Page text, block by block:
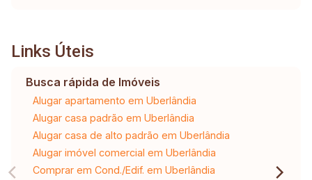
Links Úteis
Busca rápida de Imóveis
Alugar apartamento em Uberlândia
Alugar casa padrão em Uberlândia
Alugar casa de alto padrão em Uberlândia
Alugar imóvel comercial em Uberlândia
Comprar em Cond./Edif. em Uberlândia